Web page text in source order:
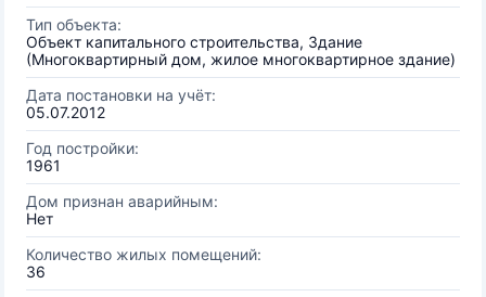
Тип объекта:
Объект капитального строительства, Здание
(Многоквартирный дом, жилое многоквартирное здание)
Дата постановки на учёт:
05.07.2012
Год постройки:
1961
Дом признан аварийным:
Нет
Количество жилых помещений:
36